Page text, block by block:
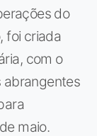
do
foi criada
com o
abrangentes
maio.